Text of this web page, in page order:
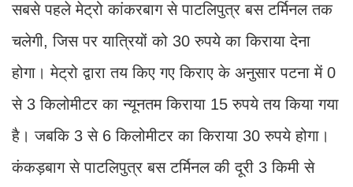
सबसे पहले मेट्रो कांकरबाग से पाटलिपुत्र बस टर्मिनल तक
चलेगी, जिस पर यात्रियों को 30 रुपये का किराया देना
होगा। मेट्रो द्वारा तय किए गए किराए के अनुसार पटना में 0
से 3 किलोमीटर का न्यूनतम किराया 15 रुपये तय किया गया
है। जबकि 3 से 6 किलोमीटर का किराया 30 रुपये होगा।
कंकड़बाग से पाटलिपुत्र बस टर्मिनल की दूरी 3 किमी से